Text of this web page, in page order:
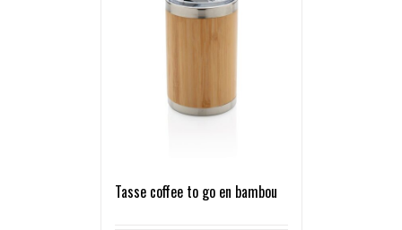
Tasse coffee to go en bambou